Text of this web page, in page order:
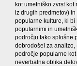
kot umetniško zvrst
iz drugih predmetov)
popularne kulture, ki
popularnimi in
področju tako splošne
dobrodošel za analizo,
področje popularne
neverbalna oblika